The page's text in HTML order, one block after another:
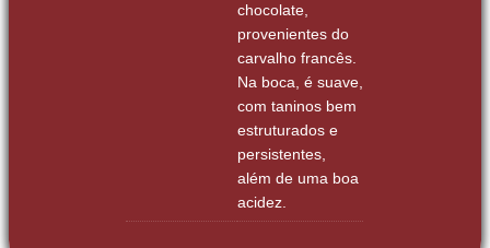
chocolate,
provenientes do
carvalho francês.
Na boca, é suave,
com taninos bem
estruturados e
persistentes,
além de uma boa
acidez.